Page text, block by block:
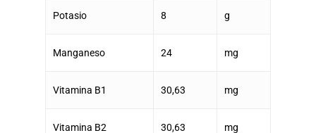
Potasio 8 g
Manganeso 24 mg
Vitamina B1 30,63 mg
Vitamina B2 30,63 mg